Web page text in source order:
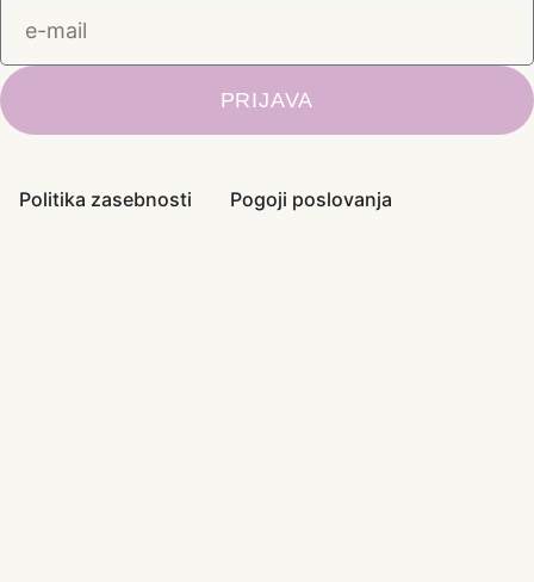
PRIJAVA
Politika zasebnosti Pogoji poslovanja